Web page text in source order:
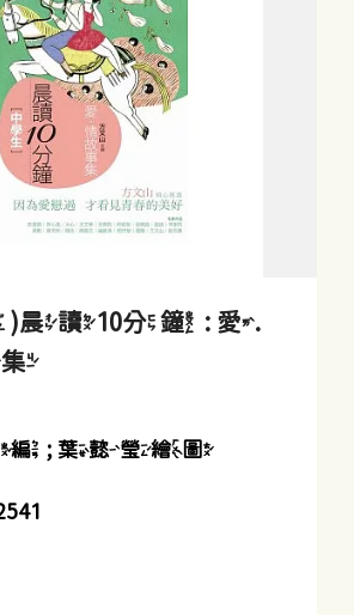
晨讀10分鐘 : 愛.
編 ; 葉懿瑩繪圖